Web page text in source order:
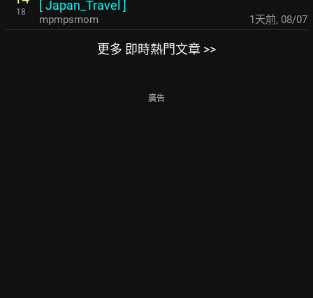
18
[Japan_Travel ]
mpmpsmom 1天前, 08/07
更多 即時熱門文章 >>
廣告